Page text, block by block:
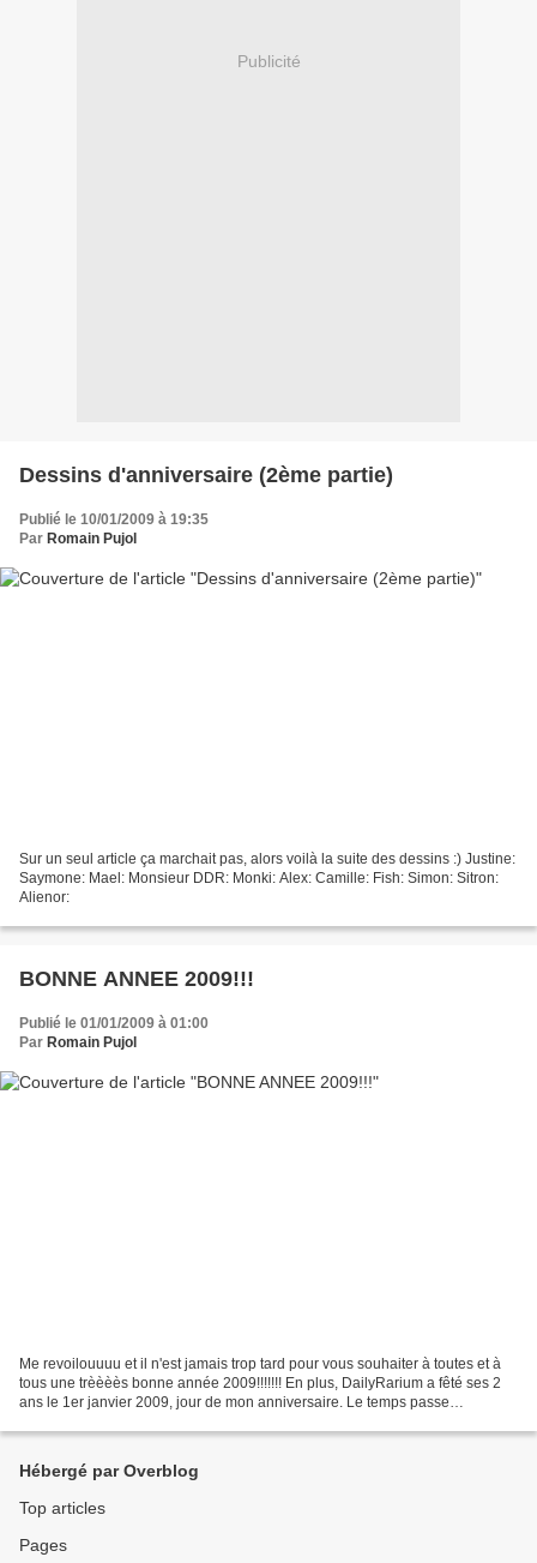
Publicité
Dessins d'anniversaire (2ème partie)
Publié le 10/01/2009 à 19:35
Par Romain Pujol
Sur un seul article ça marchait pas, alors voilà la suite des dessins :) Justine:
Saymone: Mael: Monsieur DDR: Monki: Alex: Camille: Fish: Simon: Sitron:
Alienor:
BONNE ANNEE 2009!!!
Publié le 01/01/2009 à 01:00
Par Romain Pujol
Me revoilouuuu et il n'est jamais trop tard pour vous souhaiter à toutes et à
tous une trèèèès bonne année 2009!!!!!!! En plus, DailyRarium a fêté ses 2
ans le 1er janvier 2009, jour de mon anniversaire. Le temps passe
Hébergé par Overblog
Top articles
Pages